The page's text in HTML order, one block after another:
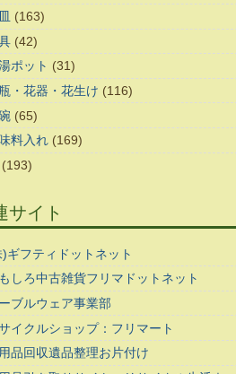
(163)
(42)
ポット (31)
・花器・花生け (116)
(65)
料入れ (169)
(193)
サイト
)ギフティドットネット
しろ中古雑貨フリマドットネット
ブルウェア事業部
イクルショップ：フリマート
品回収遺品整理お片付け